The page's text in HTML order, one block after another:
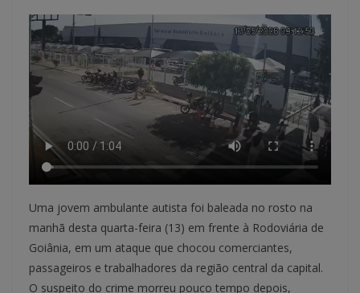
Uma jovem ambulante autista foi baleada no rosto na
manhã desta quarta-feira (13) em frente à Rodoviária de
Goiânia, em um ataque que chocou comerciantes,
passageiros e trabalhadores da região central da capital.
O suspeito do crime morreu pouco tempo depois,